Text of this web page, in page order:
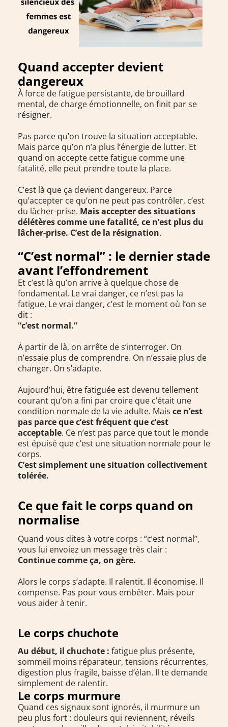
Quand accepter devient
dangereux
À force de fatigue persistante, de brouillard
mental, de charge émotionnelle, on finit par se
résigner.
Pas parce qu’on trouve la situation acceptable.
Mais parce qu’on n’a plus l’énergie de lutter. Et
quand on accepte cette fatigue comme une
fatalité, elle peut prendre toute la place.
C’est là que ça devient dangereux. Parce
qu’accepter ce qu’on ne peut pas contrôler, c’est
du lâcher-prise. Mais accepter des situations
délétères comme une fatalité, ce n’est plus du
lâcher-prise. C’est de la résignation.
“C’est normal” : le dernier stade
avant l’effondrement
Et c’est là qu’on arrive à quelque chose de
fondamental. Le vrai danger, ce n’est pas la
fatigue. Le vrai danger, c’est le moment où l’on se
dit :
“c’est normal.”
À partir de là, on arrête de s’interroger. On
n’essaie plus de comprendre. On n’essaie plus de
changer. On s’adapte.
Aujourd’hui, être fatiguée est devenu tellement
courant qu’on a fini par croire que c’était une
condition normale de la vie adulte. Mais ce n’est
pas parce que c’est fréquent que c’est
acceptable. Ce n’est pas parce que tout le monde
est épuisé que c’est une situation normale pour le
corps.
C’est simplement une situation collectivement
tolérée.
Ce que fait le corps quand on
normalise
Quand vous dites à votre corps : “c’est normal”,
vous lui envoiez un message très clair :
Continue comme ça, on gère.
Alors le corps s’adapte. Il ralentit. Il économise. Il
compense. Pas pour vous embêter. Mais pour
vous aider à tenir.
Le corps chuchote
Au début, il chuchote : fatigue plus présente,
sommeil moins réparateur, tensions récurrentes,
digestion plus fragile, baisse d’élan. Il te demande
simplement de ralentir.
Le corps murmure
Quand ces signaux sont ignorés, il murmure un
peu plus fort : douleurs qui reviennent, réveils